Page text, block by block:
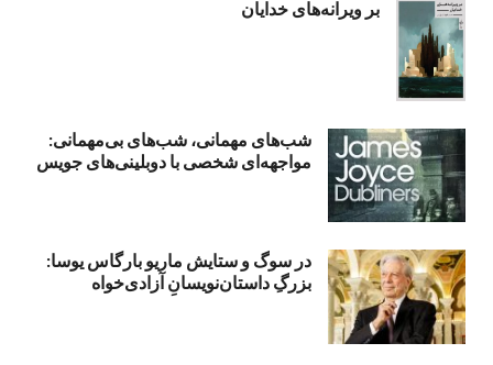
بر ویرانه‌های خدایان
شب‌های مهمانی، شب‌های بی‌مهمانی:
مواجهه‌ای شخصی با دوبلینی‌های جویس
در سوگ و ستایش ماریو بارگاس یوسا:
بزرگِ داستان‌نویسانِ آزادی‌خواه